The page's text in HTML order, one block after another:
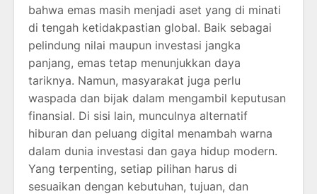
bahwa emas masih menjadi aset yang di minati
di tengah ketidakpastian global. Baik sebagai
pelindung nilai maupun investasi jangka
panjang, emas tetap menunjukkan daya
tariknya. Namun, masyarakat juga perlu
waspada dan bijak dalam mengambil keputusan
finansial. Di sisi lain, munculnya alternatif
hiburan dan peluang digital menambah warna
dalam dunia investasi dan gaya hidup modern.
Yang terpenting, setiap pilihan harus di
sesuaikan dengan kebutuhan, tujuan, dan